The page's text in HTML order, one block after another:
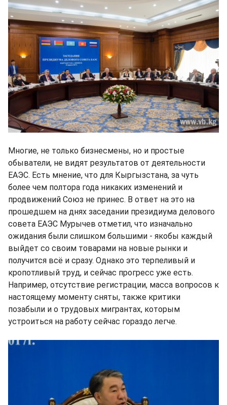
Многие, не только бизнесмены, но и простые
обыватели, не видят результатов от деятельности
ЕАЭС. Есть мнение, что для Кыргызстана, за чуть
более чем полтора года никаких изменений и
продвижений Союз не принес. В ответ на это на
прошедшем на днях заседании президиума делового
совета ЕАЭС Мурычев отметил, что изначально
ожидания были слишком большими - якобы каждый
выйдет со своим товарами на новые рынки и
получится всё и сразу. Однако это терпеливый и
кропотливый труд, и сейчас прогресс уже есть.
Например, отсутствие регистрации, масса вопросов к
настоящему моменту сняты, также критики
позабыли и о трудовых мигрантах, которым
устроиться на работу сейчас гораздо легче.